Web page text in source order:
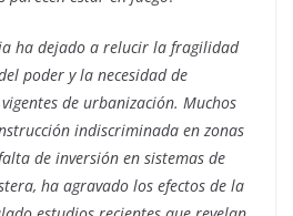
ha dejado a relucir la fragilidad
poder y la necesidad de
de urbanización. Muchos
indiscriminada en zonas
de inversión en sistemas de
ha agravado los efectos de la